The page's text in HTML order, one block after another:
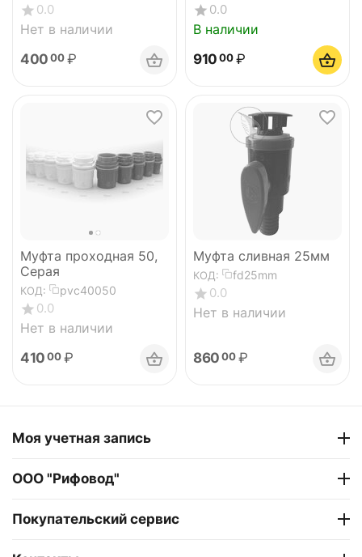
0.0
Нет в наличии
400 00 ₽
0.0
В наличии
910 00 ₽
Муфта проходная 50,
Серая
КОД: pvc40050
0.0
Нет в наличии
410 00 ₽
Муфта сливная 25мм
КОД: fd25mm
0.0
Нет в наличии
860 00 ₽
Моя учетная запись
ООО "Рифовод"
Покупательский сервис